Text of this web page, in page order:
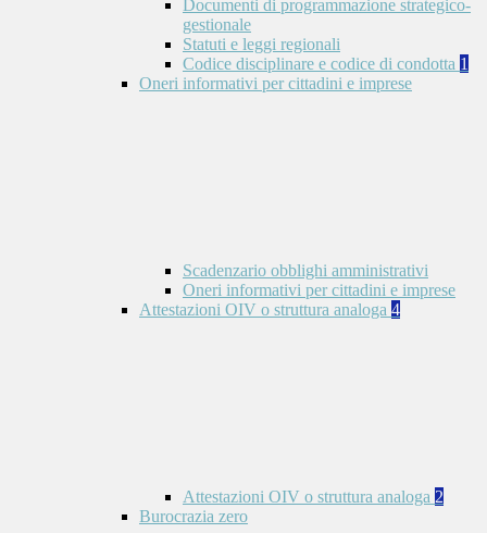
Documenti di programmazione strategico-
gestionale
Statuti e leggi regionali
Codice disciplinare e codice di condotta 1
Oneri informativi per cittadini e imprese
Scadenzario obblighi amministrativi
Oneri informativi per cittadini e imprese
Attestazioni OIV o struttura analoga 4
Attestazioni OIV o struttura analoga 2
Burocrazia zero